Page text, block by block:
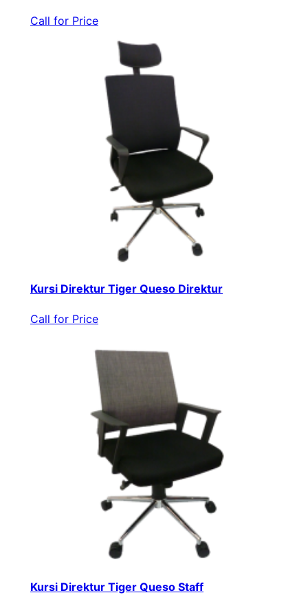
Call for Price
Kursi Direktur Tiger Queso Direktur
Call for Price
Kursi Direktur Tiger Queso Staff